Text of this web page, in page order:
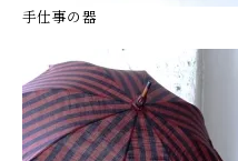
手仕事の器